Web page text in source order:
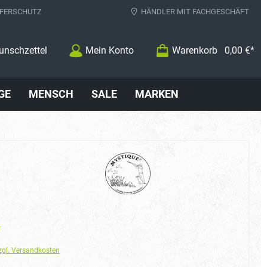
HÄNDLER MIT FACHGESCHÄFT
Mein Konto Warenkorb 0,00 €*
MENSCH SALE MARKEN
Versandkosten